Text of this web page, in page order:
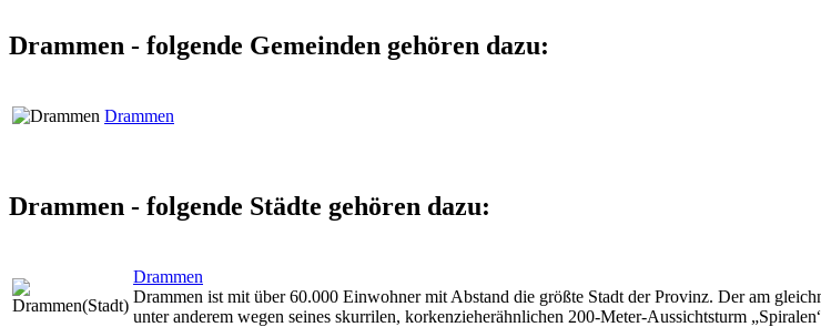
Drammen - folgende Gemeinden gehören dazu:
Drammen
Drammen - folgende Städte gehören dazu:
Drammen
Drammen ist mit über 60.000 Einwohner mit Abstand die größte Stadt der Provinz. Der am
unter anderem wegen seines skurrilen, korkenzieherähnlichen 200-Meter-Aussichtsturm